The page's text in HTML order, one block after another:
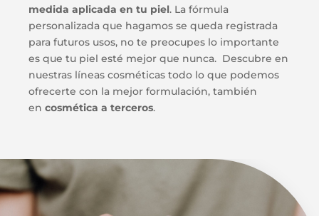
medida aplicada en tu piel. La fórmula
personalizada que hagamos se queda registrada
para futuros usos, no te preocupes lo importante
es que tu piel esté mejor que nunca. Descubre en
nuestras líneas cosméticas todo lo que podemos
ofrecerte con la mejor formulación, también
en cosmética a terceros.